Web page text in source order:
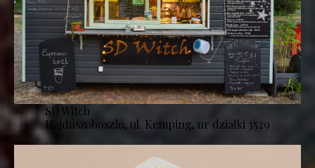
SD Witch
Hajdúszoboszló, ul. Kemping, nr działki 3529